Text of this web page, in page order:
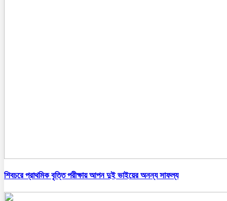
শিবচরে প্রাথমিক বৃত্তি পরীক্ষায় আপন দুই ভাইয়ের অনন্য সাফল্য